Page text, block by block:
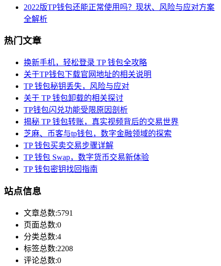
2022版TP钱包还能正常使用吗？现状、风险与应对方案
全解析
热门文章
换新手机，轻松登录 TP 钱包全攻略
关于TP钱包下载官网地址的相关说明
TP 钱包秘钥丢失，风险与应对
关于 TP 钱包卸载的相关探讨
TP钱包闪兑功能受限原因剖析
揭秘 TP 钱包转账，真实视频背后的交易世界
芝麻、币客与tp钱包，数字金融领域的探索
TP 钱包买卖交易步骤详解
TP 钱包 Swap，数字货币交易新体验
TP 钱包密钥找回指南
站点信息
文章总数:5791
页面总数:0
分类总数:4
标签总数:2208
评论总数:0